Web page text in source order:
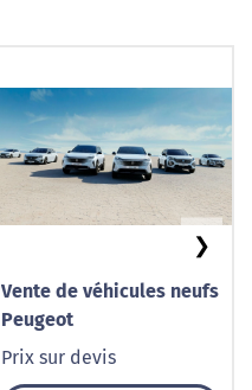
Vente de véhicules neufs
Peugeot
Prix sur devis
❯